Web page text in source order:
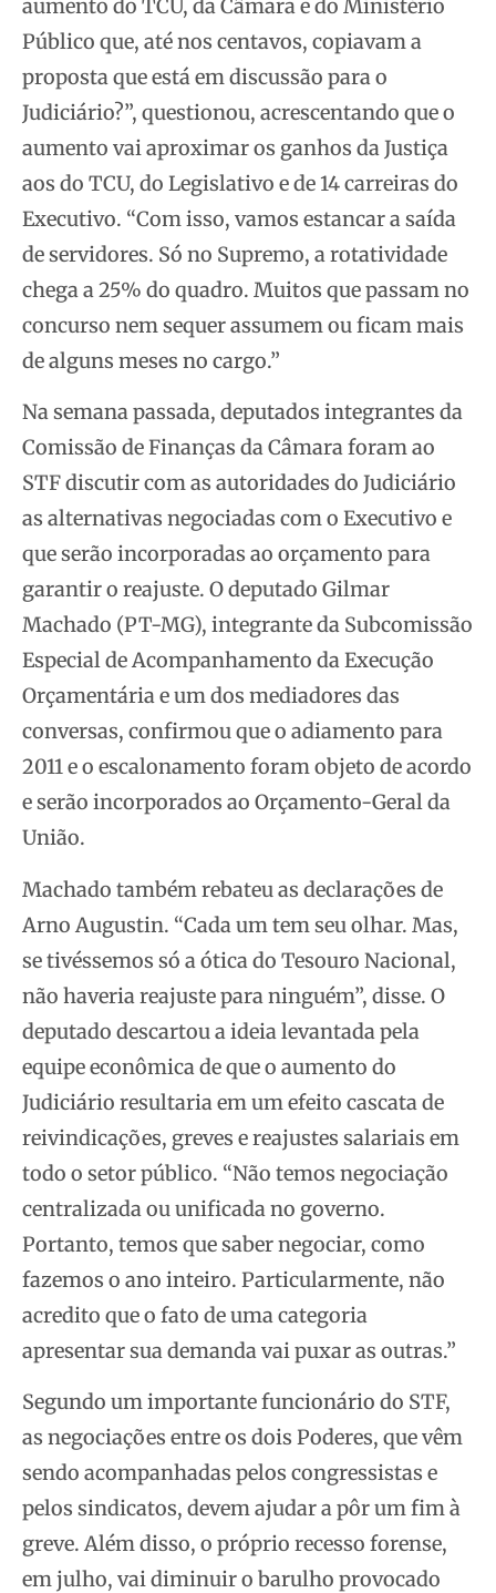
aumento do TCU, da Câmara e do Ministério
Público que, até nos centavos, copiavam a
proposta que está em discussão para o
Judiciário?”, questionou, acrescentando que o
aumento vai aproximar os ganhos da Justiça
aos do TCU, do Legislativo e de 14 carreiras do
Executivo. “Com isso, vamos estancar a saída
de servidores. Só no Supremo, a rotatividade
chega a 25% do quadro. Muitos que passam no
concurso nem sequer assumem ou ficam mais
de alguns meses no cargo.”
Na semana passada, deputados integrantes da
Comissão de Finanças da Câmara foram ao
STF discutir com as autoridades do Judiciário
as alternativas negociadas com o Executivo e
que serão incorporadas ao orçamento para
garantir o reajuste. O deputado Gilmar
Machado (PT-MG), integrante da Subcomissão
Especial de Acompanhamento da Execução
Orçamentária e um dos mediadores das
conversas, confirmou que o adiamento para
2011 e o escalonamento foram objeto de acordo
e serão incorporados ao Orçamento-Geral da
União.
Machado também rebateu as declarações de
Arno Augustin. “Cada um tem seu olhar. Mas,
se tivéssemos só a ótica do Tesouro Nacional,
não haveria reajuste para ninguém”, disse. O
deputado descartou a ideia levantada pela
equipe econômica de que o aumento do
Judiciário resultaria em um efeito cascata de
reivindicações, greves e reajustes salariais em
todo o setor público. “Não temos negociação
centralizada ou unificada no governo.
Portanto, temos que saber negociar, como
fazemos o ano inteiro. Particularmente, não
acredito que o fato de uma categoria
apresentar sua demanda vai puxar as outras.”
Segundo um importante funcionário do STF,
as negociações entre os dois Poderes, que vêm
sendo acompanhadas pelos congressistas e
pelos sindicatos, devem ajudar a pôr um fim à
greve. Além disso, o próprio recesso forense,
em julho, vai diminuir o barulho provocado